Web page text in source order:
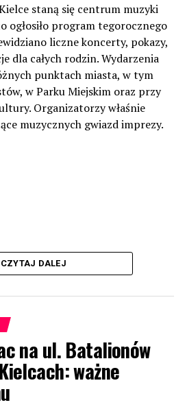
staną się centrum muzyki
ogłosiło program tegorocznego
liczne koncerty, pokazy,
dla całych rodzin. Wydarzenia
punktach miasta, w tym
w Parku Miejskim oraz przy
Organizatorzy właśnie
muzycznych gwiazd imprezy.
CZYTAJ DALEJ
na ul. Batalionów
ważne